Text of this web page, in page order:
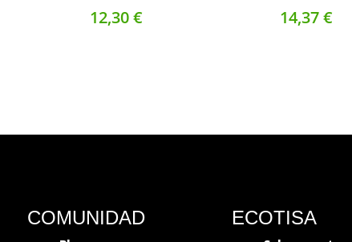
12,30€ 14,37 €
COMUNIDAD ECOTISA